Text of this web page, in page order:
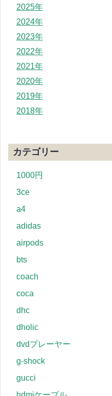
2025年
2024年
2023年
2022年
2021年
2020年
2019年
2018年
カテゴリー
1000円
3ce
a4
adidas
airpods
bts
coach
coca
dhc
dholic
dvdプレーヤー
g-shock
gucci